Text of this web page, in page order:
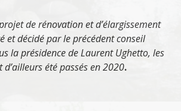
de rénovation et d’élargissement
et décidé par le précédent conseil
la présidence de Laurent Ughetto, les
d’ailleurs été passés en 2020.